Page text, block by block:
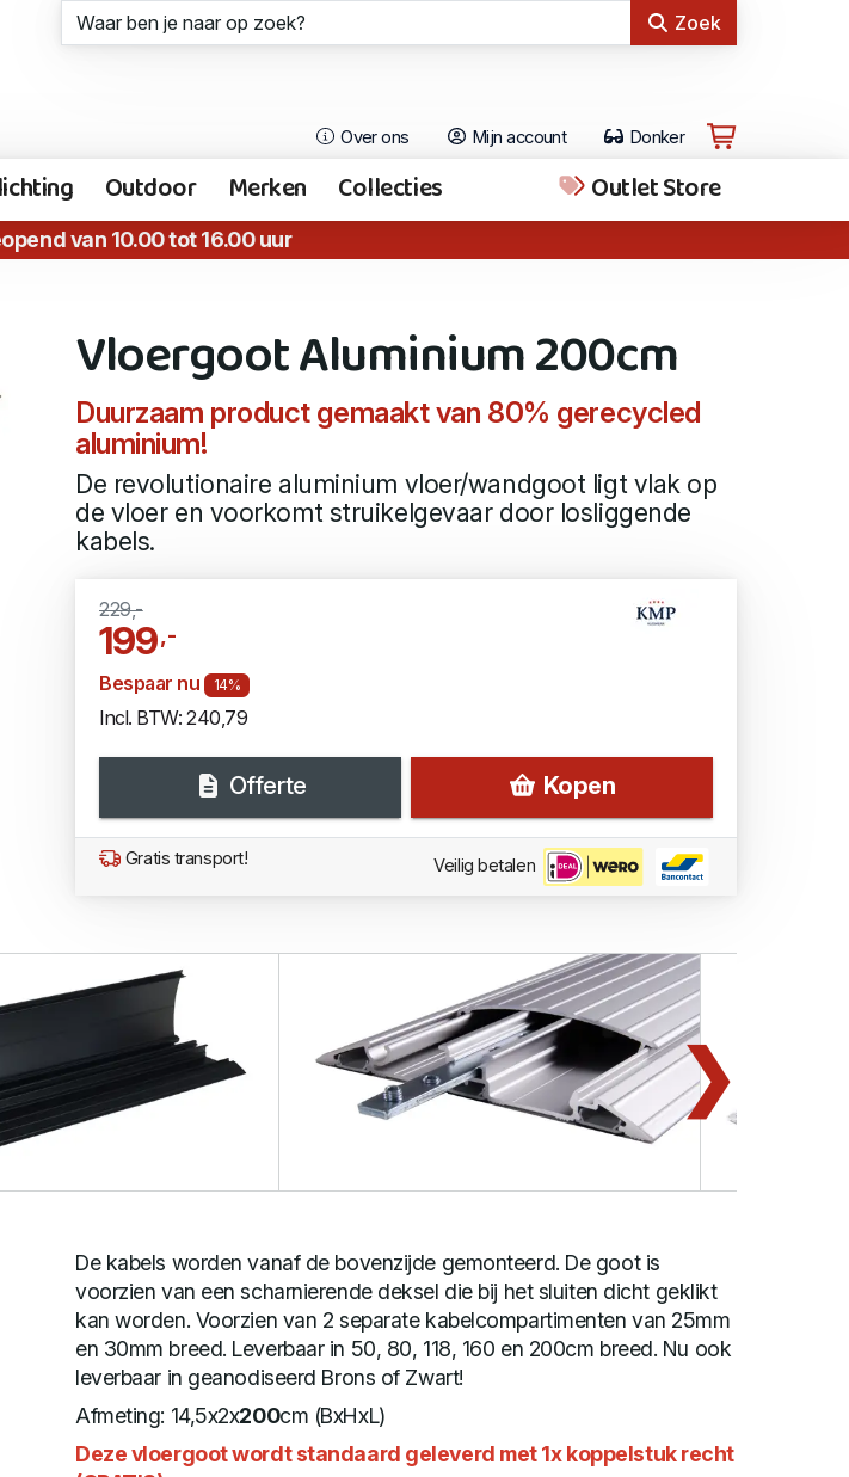
Zoek
Over ons Mijn account Donker
Outdoor Merken Collecties Outlet Store
van 10.00 tot 16.00 uur
Vloergoot Aluminium 200cm
Duurzaam product gemaakt van 80% gerecycled
aluminium!
De revolutionaire aluminium vloer/wandgoot ligt vlak op
de vloer en voorkomt struikelgevaar door losliggende
kabels.
229,-
199,-
Bespaar nu 14%
Incl. BTW: 240,79
Offerte Kopen
Gratis transport! Veilig betalen
De kabels worden vanaf de bovenzijde gemonteerd. De goot is
voorzien van een scharnierende deksel die bij het sluiten dicht geklikt
kan worden. Voorzien van 2 separate kabelcompartimenten van 25mm
en 30mm breed. Leverbaar in 50, 80, 118, 160 en 200cm breed. Nu ook
leverbaar in geanodiseerd Brons of Zwart!
Afmeting: 14,5x2x200cm (BxHxL)
Deze vloergoot wordt standaard geleverd met 1x koppelstuk recht